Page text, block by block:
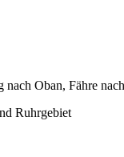
Oban, Fähre
Ruhrgebiet